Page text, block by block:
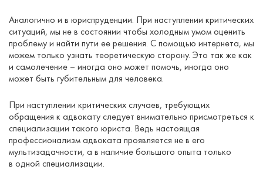
Аналогично и в юриспруденции. При наступлении критических
ситуаций, мы не в состоянии чтобы холодным умом оценить
проблему и найти пути ее решения. С помощью интернета, мы
можем только узнать теоретическую сторону. Это так же как
и самолечение – иногда оно может помочь, иногда оно
может быть губительным для человека.
При наступлении критических случаев, требующих
обращения к адвокату следует внимательно присмотреться к
специализации такого юриста. Ведь настоящая
профессионализм адвоката проявляется не в его
мультизадачности, а в наличие большого опыта только
в одной специализации.